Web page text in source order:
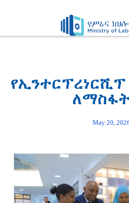
May 20,